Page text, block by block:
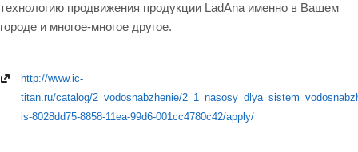
технологию продвижения продукции LadAna именно в Вашем
городе и многое-многое другое.
http://www.ic-
titan.ru/catalog/2_vodosnabzhenie/
is-8028dd75-8858-11ea-99d6-001cc4780c42/apply/